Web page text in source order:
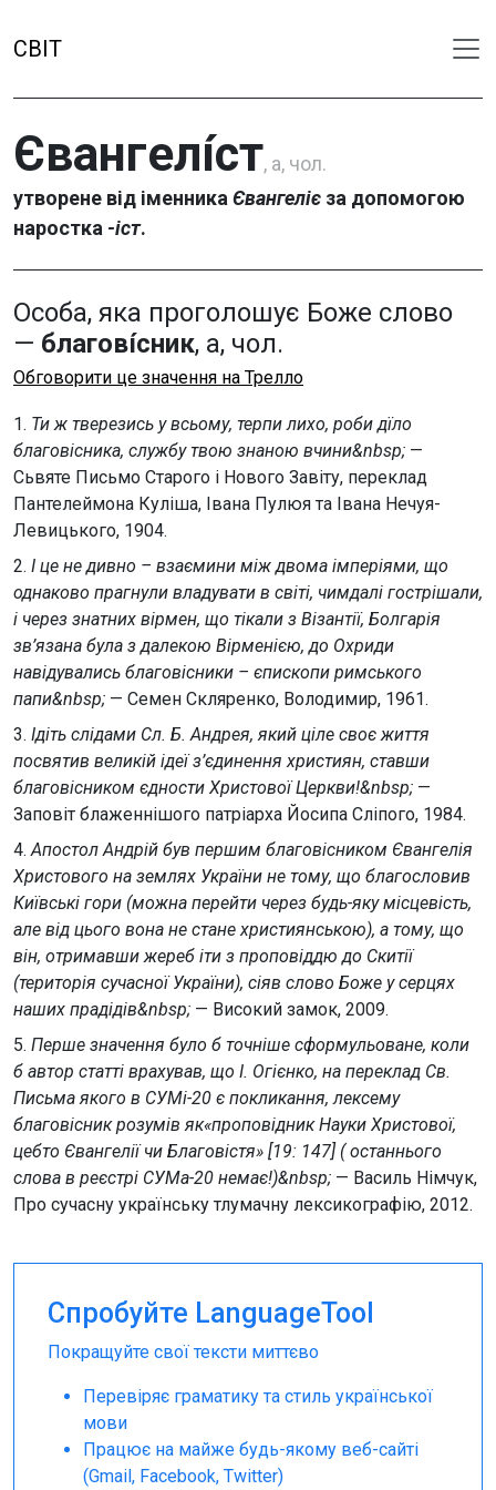
СВІТ
Євангелі́ст, а, чол.
утворене від іменника Євангеліє за допомогою
наростка -іст.
Особа, яка проголошує Боже слово
— благові́сник, а, чол.
Обговорити це значення на Трелло
1. Ти ж тверезись у всьому, терпи лихо, роби дїло
благовісника, службу твою знаною вчини&nbsp; —
Сьвяте Письмо Старого і Нового Завіту, переклад
Пантелеймона Куліша, Івана Пулюя та Івана Нечуя-
Левицького, 1904.
2. І це не дивно – взаємини між двома імперіями, що
однаково прагнули владувати в світі, чимдалі гострішали,
і через знатних вірмен, що тікали з Візантії, Болгарія
зв’язана була з далекою Вірменією, до Охриди
навідувались благовісники – єпископи римського
папи&nbsp; — Семен Скляренко, Володимир, 1961.
3. Ідіть слідами Сл. Б. Андрея, який ціле своє життя
посвятив великій ідеї з’єдинення християн, ставши
благовісником єдности Христової Церкви!&nbsp; —
Заповіт блаженнішого патріарха Йосипа Сліпого, 1984.
4.Апостол Андрій був першим благовісником Євангелія
Христового на землях України не тому, що благословив
Київські гори (можна перейти через будь-яку місцевість,
але від цього вона не стане християнською), а тому, що
він, отримавши жереб іти з проповіддю до Скитії
(територія сучасної України), сіяв слово Боже у серцях
наших прадідів&nbsp; — Високий замок, 2009.
5. Перше значення було б точніше сформульоване, коли
б автор статті врахував, що І. Огієнко, на переклад Св.
Письма якого в СУМі-20 є покликання, лексему
благовісник розумів як«проповідник Науки Христової,
цебто Євангелії чи Благовістя» [19: 147] ( останнього
слова в реєстрі СУМа-20 немає!)&nbsp; — Василь Німчук,
Про сучасну українську тлумачну лексикографію, 2012.
Спробуйте LanguageTool
Покращуйте свої тексти миттєво
Перевіряє граматику та стиль української
мови
Працює на майже будь-якому веб-сайті
(Gmail, Facebook, Twitter)